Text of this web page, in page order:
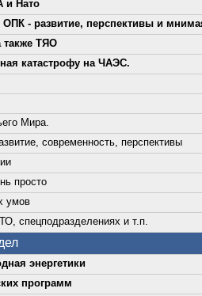
и Нато
- развитие, перспективы и
ТЯО
катастрофу на ЧАЭС.
Мира.
современность, перспективы
просто
умов
спецподразделениях и т.п.
энергетики
программ